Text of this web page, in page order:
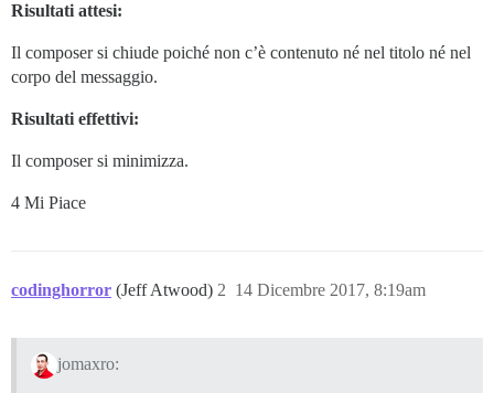
Risultati attesi:
Il composer si chiude poiché non c’è contenuto né nel titolo né nel
corpo del messaggio.
Risultati effettivi:
Il composer si minimizza.
4 Mi Piace
codinghorror (Jeff Atwood) 14 Dicembre 2017, 8:19am
2
jomaxro: